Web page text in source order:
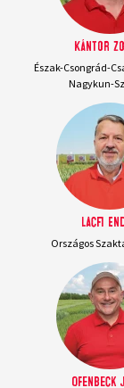
Kántor
Észak-Csongrád-
Nagykun-
Lacfi
Országos
Ofenbeck